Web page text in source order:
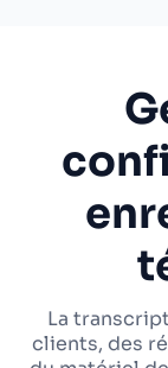
La
clients, des